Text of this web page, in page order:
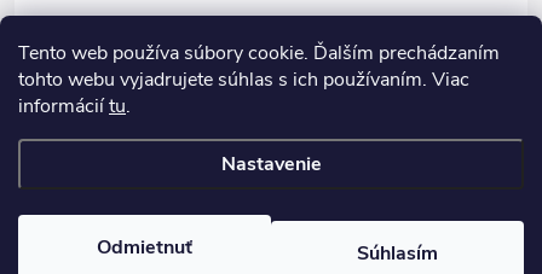
Tento web používa súbory cookie. Ďalším prechádzaním
tohto webu vyjadrujete súhlas s ich používaním. Viac
informáciítu.
Nastavenie
Odmietnuť Súhlasím
e
Informácie pre vás
. Všetky práva vyhradené.